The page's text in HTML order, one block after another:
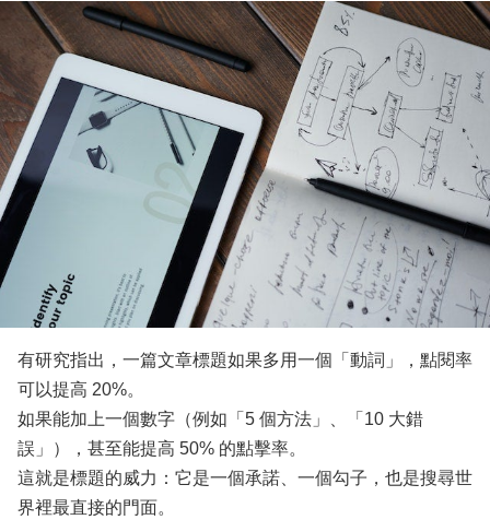
有研究指出，一篇文章標題如果多用一個「動詞」，點閱率
可以提高 20%。
如果能加上一個數字（例如「5 個方法」、「10 大錯
誤」），甚至能提高 50% 的點擊率。
這就是標題的威力：它是一個承諾、一個勾子，也是搜尋世
界裡最直接的門面。